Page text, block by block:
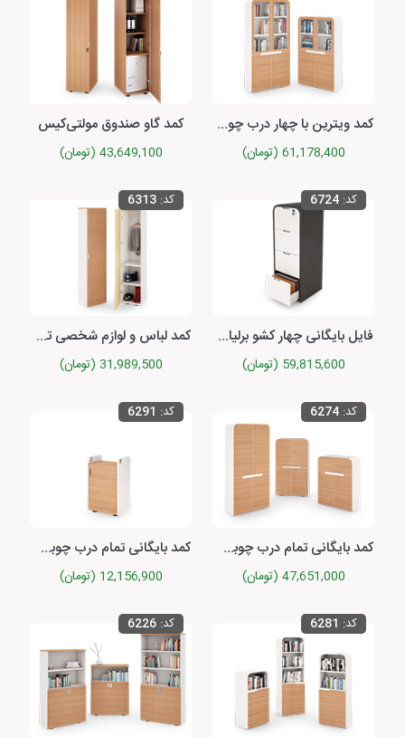
کمد ویترین با چهار درب چوبی و شیشه‌‌ای برلیانت
61,178,400 (تومان)
کمد گاو صندوق مولتی‌کیس
43,649,100 (تومان)
کد: 6724
فایل بایگانی چهار کشو برلیانت
59,815,600 (تومان)
کد: 6313
کمد لباس و لوازم شخصی تمام درب چوبی با قلاب آویز با یک لنگه درب کوئیک
31,989,500 (تومان)
کد: 6274
کمد بایگانی تمام درب چوبی با چهار درب برلیانت
47,651,000 (تومان)
کد: 6291
کمد بایگانی تمام درب چوبی با یک درب ونیکا
12,156,900 (تومان)
کد: 6281 کد: 6226